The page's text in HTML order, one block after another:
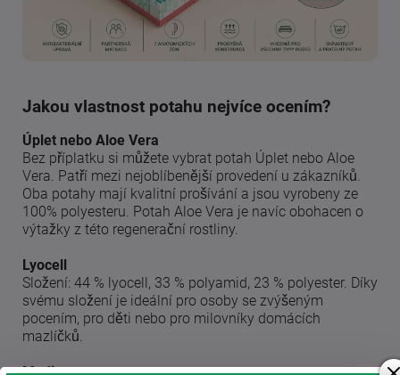
Jakou vlastnost potahu nejvíce ocením?
Úplet nebo Aloe Vera
Bez příplatku si můžete vybrat potah Úplet nebo Aloe
Vera. Patří mezi nejoblíbenější provedení u zákazníků.
Oba potahy mají kvalitní prošívání a jsou vyrobeny ze
100% polyesteru. Potah Aloe Vera je navíc obohacen o
výtažky z této regenerační rostliny.
Lyocell
Složení: 44 % lyocell, 33 % polyamid, 23 % polyester. Díky
svému složení je ideální pro osoby se zvýšeným
pocením, pro děti nebo pro milovníky domácích
mazlíčků.